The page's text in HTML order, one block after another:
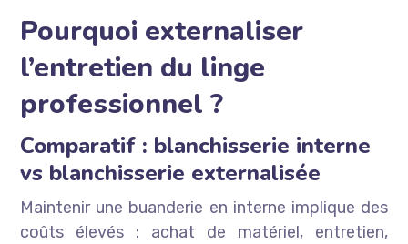
Pourquoi externaliser
l’entretien du linge
professionnel ?
Comparatif : blanchisserie interne
vs blanchisserie externalisée
Maintenir une buanderie en interne implique des
coûts élevés : achat de matériel, entretien,